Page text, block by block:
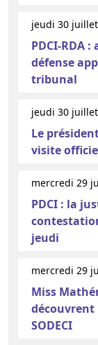
jeudi 30
PDCI-RDA
défense
tribunal
jeudi 30
Le
visite
mercredi 29
PDCI : la
jeudi
mercredi 29
Miss
découvrent
SODECI